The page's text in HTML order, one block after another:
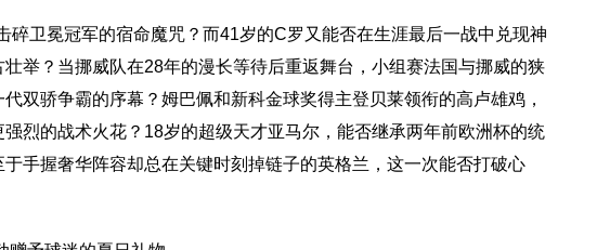
碎卫冕冠军的宿命魔咒？而41岁的C罗又能否在生涯最后一战中兑现神
举？当挪威队在28年的漫长等待后重返舞台，小组赛法国与挪威的狭
双骄争霸的序幕？姆巴佩和新科金球奖得主登贝莱领衔的高卢雄鸡，
烈的战术火花？18岁的超级天才亚马尔，能否继承两年前欧洲杯的统
手握奢华阵容却总在关键时刻掉链子的英格兰，这一次能否打破心